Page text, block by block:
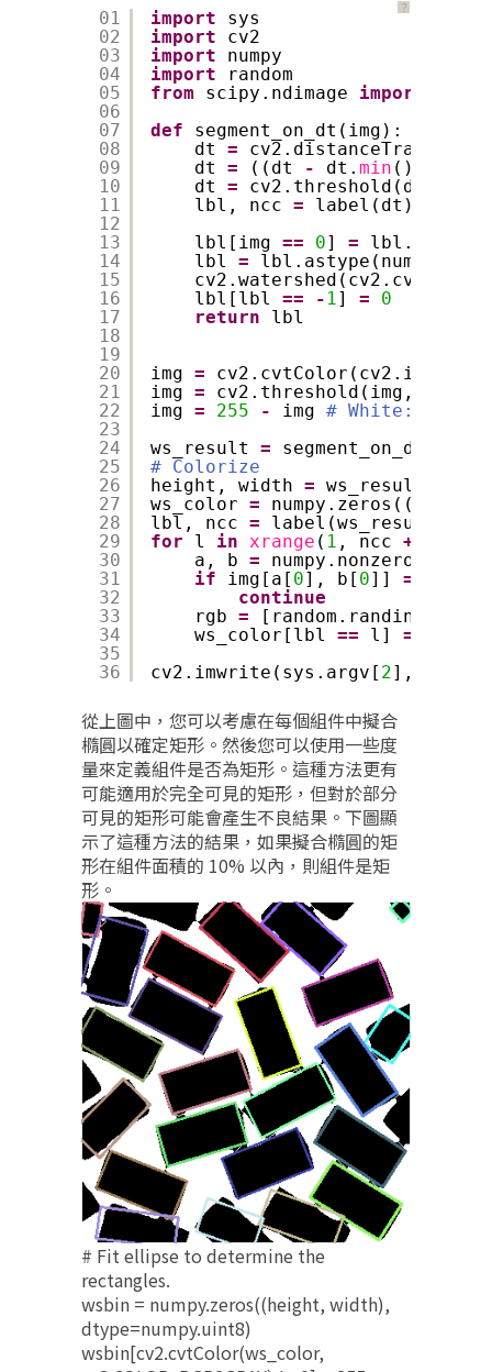
？
01
02
03
04
05
06
07
08
09
10
11
12
13
14
15
16
17
18
19
20
21
22
23
24
25
26
27
28
29
30
31
32
33
34
35
36
import
sys
import
cv2
import
numpy
import
random
from
scipy.ndimage import
def
segment_on_dt(img):
dt =
dt = ((dt - dt. min ())
dt = cv2.threshold(dt,
lbl, ncc =
label(dt)
lbl[img == 0] = lbl.
lbl =
lbl[lbl == - 1 ] =
0
return
lbl
img =
img = cv2.threshold(img,
img = 255 - img # White:
ws_result =
segment_on_dt(img)
# Colorize
height, width = ws_result.shape
ws_color =
lbl, ncc =
label(ws_result)
for
l in xrange ( 1 , ncc +
a, b = numpy.nonzero(lbl
if
img[a[ 0], b[ 0]] =
continue
rgb = [random.randint(
ws_color[lbl == l] =
cv2.imwrite(sys.argv[ 2],
從上圖中，您可以考慮在每個組件中擬合
橢圓以確定矩形。然後您可以使用一些度
量來定義組件是否為矩形。這種方法更有
可能適用於完全可見的矩形，但對於部分
可見的矩形可能會產生不良結果。下圖顯
示了這種方法的結果，如果擬合橢圓的矩
形在組件面積的 10% 以內，則組件是矩
形。
# Fit ellipse to determine the
rectangles.
wsbin = numpy.zeros((height, width),
dtype=numpy.uint8)
wsbin[cv2.cvtColor(ws_color,